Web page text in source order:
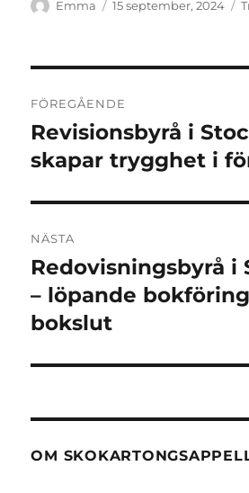
Författare
Emma
Publicerat
15 september, 2024
FÖREGÅENDE
Föregående
inlägg:
Revisionsbyrå i
skapar trygghet i
NÄSTA
Nästa
inlägg:
Redovisningsbyrå i
– löpande
bokslut
OM